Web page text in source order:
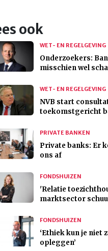
ook
WET- EN REGELGEVING
Onderzoekers:
misschien wel
WET- EN REGELGEVING
NVB start
toekomstgericht
PRIVATE BANKEN
Private banks: Er
ons af
FONDSHUIZEN
'Relatie
marktsector
FONDSHUIZEN
‘Ethiek kun je niet
opleggen’